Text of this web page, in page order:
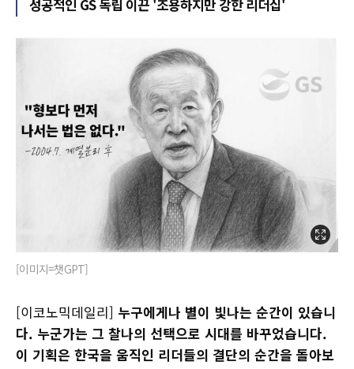
성공적인 GS 독립 이끈 '조용하지만 강한 리더십'
[이미지=챗GPT]
[이코노믹데일리] 누구에게나 별이 빛나는 순간이 있습니
다. 누군가는 그 찰나의 선택으로 시대를 바꾸었습니다.
이 기획은 한국을 움직인 리더들의 결단의 순간을 돌아보